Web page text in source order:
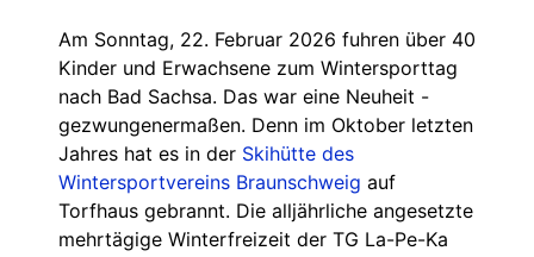
Am Sonntag, 22. Februar 2026 fuhren über 40
Kinder und Erwachsene zum Wintersporttag
nach Bad Sachsa. Das war eine Neuheit -
gezwungenermaßen. Denn im Oktober letzten
Jahres hat es in der Skihütte des
Wintersportvereins Braunschweig auf
Torfhaus gebrannt. Die alljährliche angesetzte
mehrtägige Winterfreizeit der TG La-Pe-Ka